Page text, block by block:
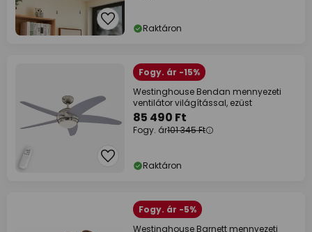
Raktáron
Fogy. ár -15%
Westinghouse Bendan mennyezeti
ventilátor világítással, ezüst
85 490 Ft
Fogy. ár101 345 Ft
Raktáron
Fogy. ár -5%
Westinghouse Barnett mennyezeti